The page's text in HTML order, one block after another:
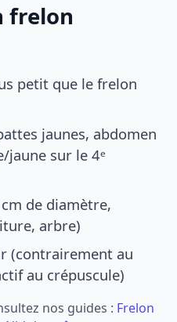
frelon
petit que le frelon
jaunes, abdomen
jaune sur le 4ᵉ
de diamètre,
arbre)
(contrairement au
au crépuscule)
nos guides : Frelon